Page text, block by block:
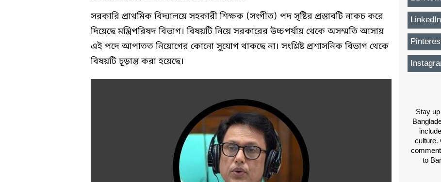
সরকারি প্রাথমিক বিদ্যালয়ে সহকারী শিক্ষক (সংগীত) পদ সৃষ্টির প্রস্তাবটি নাকচ করে
দিয়েছে মন্ত্রিপরিষদ বিভাগ। বিষয়টি নিয়ে সরকারের উচ্চপর্যায় থেকে অসম্মতি আসায়
এই পদে আপাতত নিয়োগের কোনো সুযোগ থাকছে না। সংশ্লিষ্ট প্রশাসনিক বিভাগ থেকে
বিষয়টি চূড়ান্ত করা হয়েছে।
LinkedIn
Stay
culture.
to